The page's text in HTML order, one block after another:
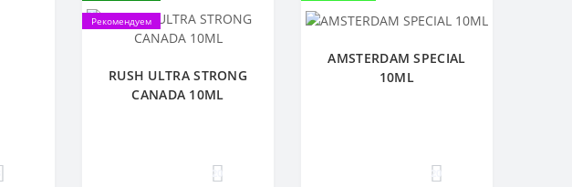
Рекомендуем
RUSH ULTRA STRONG
CANADA 10ML
20
AMSTERDAM SPECIAL
10ML
20